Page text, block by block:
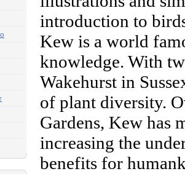
introduction to
Kew is a world
knowledge. With
Wakehurst in
of plant diversity.
Gardens, Kew has
increasing the
benefits for